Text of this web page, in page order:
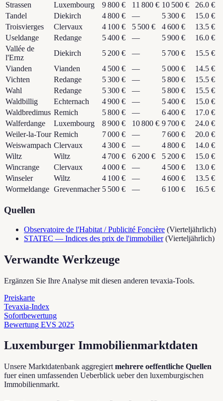
Strassen
Luxembourg 9 800 € 11 800 € 10 500 €
26.0 €
Tandel
Diekirch 4 800 € — 5 300 €
15.0 €
Troisvierges
Clervaux 4 100 € 5 500 € 4 600 €
13.5 €
Useldange
Redange 5 400 € — 5 900 €
16.0 €
Vallée de
l'Ernz
Diekirch 5 200 € — 5 700 €
15.5 €
Vianden
Vianden 4 500 € — 5 000 €
14.5 €
Vichten
Redange 5 300 € — 5 800 €
15.5 €
Wahl
Redange 5 300 € — 5 800 €
15.5 €
Waldbillig
Echternach 4 900 € — 5 400 €
15.0 €
Waldbredimus Remich 5 800 € — 6 400 €
17.0 €
Walferdange
Luxembourg 8 900 € 10 800 € 9 700 €
24.0 €
Weiler-la-Tour Remich 7 000 € — 7 600 €
20.0 €
Weiswampach Clervaux 4 300 € — 4 800 €
14.0 €
Wiltz
Wiltz 4 700 € 6 200 € 5 200 €
15.0 €
Wincrange
Clervaux 4 000 € — 4 500 €
13.0 €
Winseler
Wiltz 4 100 € — 4 600 €
13.5 €
Wormeldange Grevenmacher 5 500 € — 6 100 € 16.5 €
Quellen
Observatoire de l'Habitat / Publicité Foncière (Vierteljährlich)
STATEC — Indices des prix de l'immobilier (Vierteljährlich)
Verwandte Werkzeuge
Ergänzen Sie Ihre Analyse mit diesen anderen tevaxia-Tools.
Preiskarte
Tevaxia-Index
Sofortbewertung
Bewertung EVS 2025
Luxemburger Immobilienmarktdaten
Unsere Marktdatenbank aggregiert mehrere oeffentliche Quellen
fuer einen umfassenden Ueberblick ueber den luxemburgischen
Immobilienmarkt.